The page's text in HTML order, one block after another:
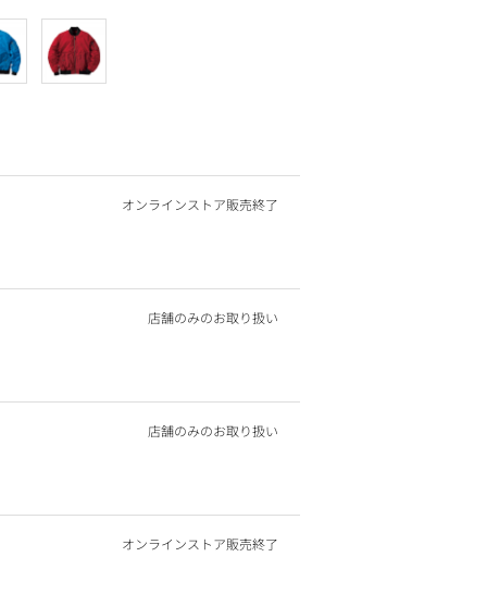
オンラインストア販売終了
店舗のみのお取り扱い
店舗のみのお取り扱い
オンラインストア販売終了